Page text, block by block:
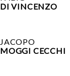
DI VINCENZO
JACOPO
MOGGI CECCHI